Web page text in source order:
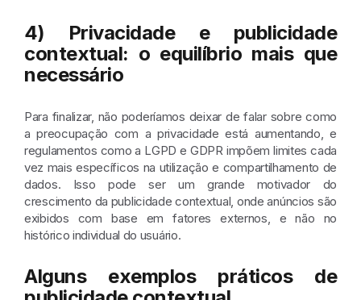
4) Privacidade e publicidade
contextual: o equilíbrio mais que
necessário
Para finalizar, não poderíamos deixar de falar sobre como
a preocupação com a privacidade está aumentando, e
regulamentos como a LGPD e GDPR impõem limites cada
vez mais específicos na utilização e compartilhamento de
dados. Isso pode ser um grande motivador do
crescimento da publicidade contextual, onde anúncios são
exibidos com base em fatores externos, e não no
histórico individual do usuário.
Alguns exemplos práticos de